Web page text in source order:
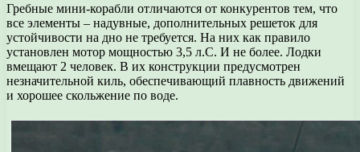
Гребные мини-корабли отличаются от конкурентов тем, что
все элементы – надувные, дополнительных решеток для
устойчивости на дно не требуется. На них как правило
установлен мотор мощностью 3,5 л.С. И не более. Лодки
вмещают 2 человек. В их конструкции предусмотрен
незначительной киль, обеспечивающий плавность движений
и хорошее скольжение по воде.